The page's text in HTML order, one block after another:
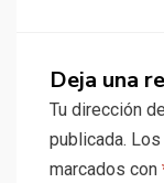
Deja una
Tu dirección
publicada.
marcados con